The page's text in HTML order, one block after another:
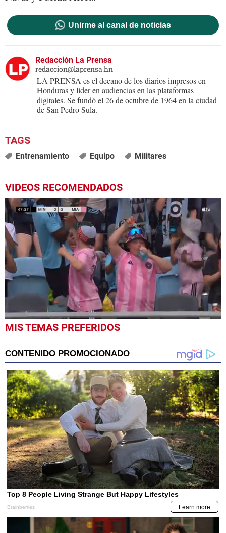
Unirme al canal de noticias
Redacción La Prensa
redaccion@laprensa.hn
LA PRENSA es el decano de los diarios impresos en
Honduras y líder en audiencias en las plataformas
digitales. Se fundó el 26 de octubre de 1964 en la ciudad
de San Pedro Sula.
Entrenamiento Equipo Militares
VIDEOS RECOMENDADOS
0
seconds
seconds
MIS TEMAS PREFERIDOS